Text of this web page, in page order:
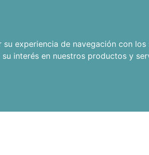
experiencia de navegación con los
su interés en nuestros productos y